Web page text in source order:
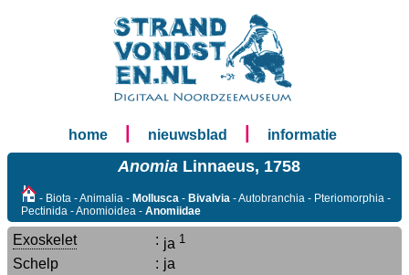
home nieuwsblad informatie
Anomia Linnaeus, 1758
- Biota - Animalia - Mollusca - Bivalvia - Autobranchia - Pteriomorphia -
Pectinida - Anomioidea - Anomiidae
Exoskelet : ja 1
Schelp : ja